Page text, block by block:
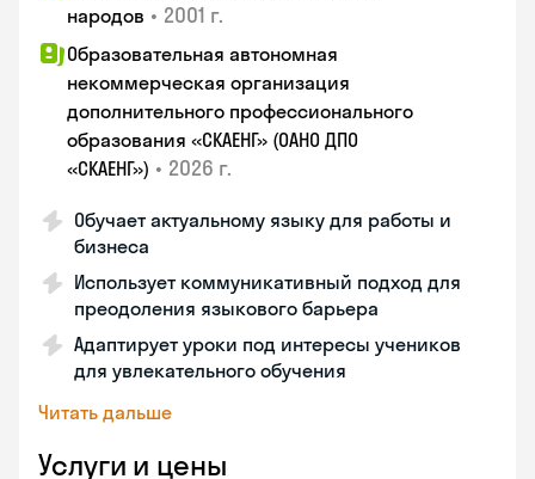
народов • 2001 г.
Образовательная автономная
некоммерческая организация
дополнительного профессионального
образования «СКАЕНГ» (ОАНО ДПО
«СКАЕНГ») • 2026 г.
Обучает актуальному языку для работы и
бизнеса
Использует коммуникативный подход для
преодоления языкового барьера
Адаптирует уроки под интересы учеников
для увлекательного обучения
Читать дальше
Услуги и цены